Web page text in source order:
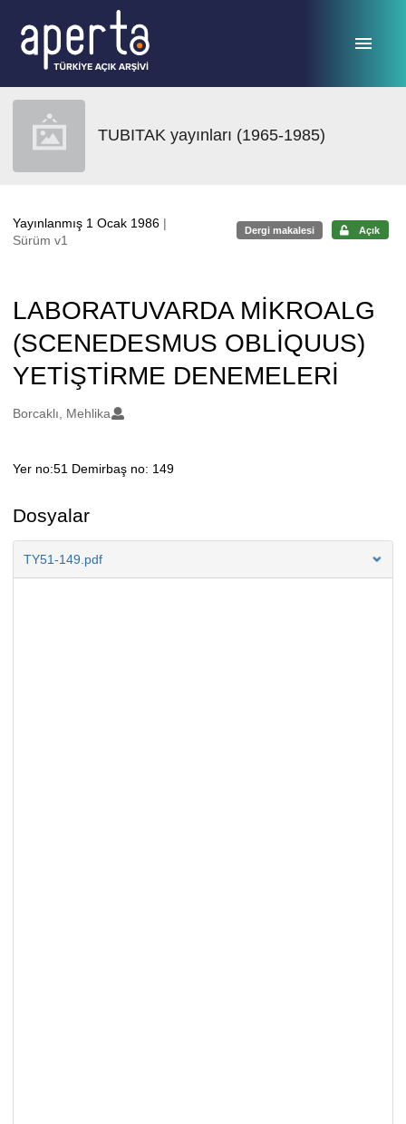
TUBITAK yayınları (1965-1985)
Yayınlanmış 1 Ocak 1986 |
Sürüm v1
Dergi makalesi Açık
LABORATUVARDA MİKROALG
(SCENEDESMUS OBLİQUUS)
YETİŞTİRME DENEMELERİ
Oluşturanlar
Borcaklı, Mehlika
Açıklama
Yer no:51 Demirbaş no: 149
Dosyalar
TY51-149.pdf